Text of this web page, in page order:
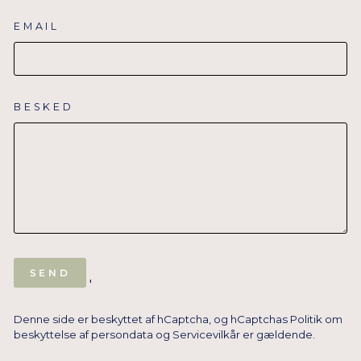
EMAIL
BESKED
SEND
'
Denne side er beskyttet af hCaptcha, og hCaptchas Politik om
beskyttelse af persondata og Servicevilkår er gældende.